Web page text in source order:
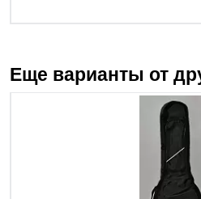
Еще варианты от